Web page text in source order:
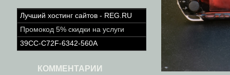
Лучший хостинг сайтов - REG.RU
Промокод 5% скидки на услуги
39CC-C72F-6342-560A
КОММЕНТАРИИ